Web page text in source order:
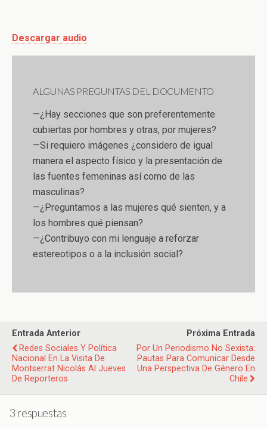
Descargar audio
ALGUNAS PREGUNTAS DEL DOCUMENTO
—¿Hay secciones que son preferentemente
cubiertas por hombres y otras, por mujeres?
—Si requiero imágenes ¿considero de igual
manera el aspecto físico y la presentación de
las fuentes femeninas así como de las
masculinas?
—¿Preguntamos a las mujeres qué sienten, y a
los hombres qué piensan?
—¿Contribuyo con mi lenguaje a reforzar
estereotipos o a la inclusión social?
Entrada Anterior
Redes Sociales Y Política
Nacional En La Visita De
Montserrat Nicolás Al Jueves
De Reporteros
Próxima Entrada
Por Un Periodismo No Sexista:
Pautas Para Comunicar Desde
Una Perspectiva De Género En
Chile
3 respuestas